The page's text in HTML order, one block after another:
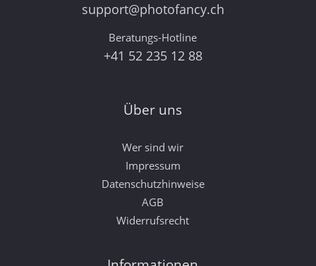
support@photofancy.ch
Beratungs-Hotline
+41 52 235 12 88
Über uns
Wer sind wir
Impressum
Datenschutzhinweise
AGB
Widerrufsrecht